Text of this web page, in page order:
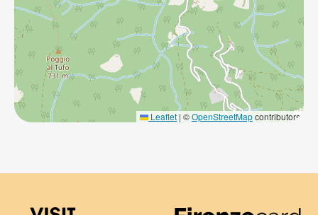
Leaflet | ©OpenStreetMapcontributors